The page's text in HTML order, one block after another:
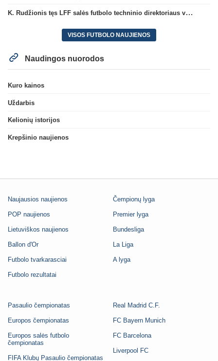
K. Rudžionis tęs LFF salės futbolo techninio direktoriaus veiklą
VISOS FUTBOLO NAUJIENOS
Naudingos nuorodos
Kuro kainos
Uždarbis
Kelionių istorijos
Krepšinio naujienos
Naujausios naujienos
POP naujienos
Lietuviškos naujienos
Ballon d'Or
Futbolo tvarkarasciai
Futbolo rezultatai
Čempionų lyga
Premier lyga
Bundesliga
La Liga
A lyga
Pasaulio čempionatas
Europos čempionatas
Europos salės futbolo
čempionatas
FIFA Klubų Pasaulio čempionatas
Real Madrid C.F.
FC Bayern Munich
FC Barcelona
Liverpool FC